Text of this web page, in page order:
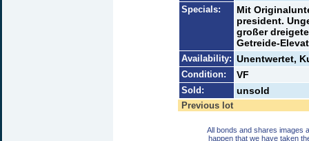
Specials:
Mit
president.
großer
Getreide-
Availability: Unentwertet,
Condition: VF
Sold: unsold
Previous lot
All bonds and shares images
happen that we have taken